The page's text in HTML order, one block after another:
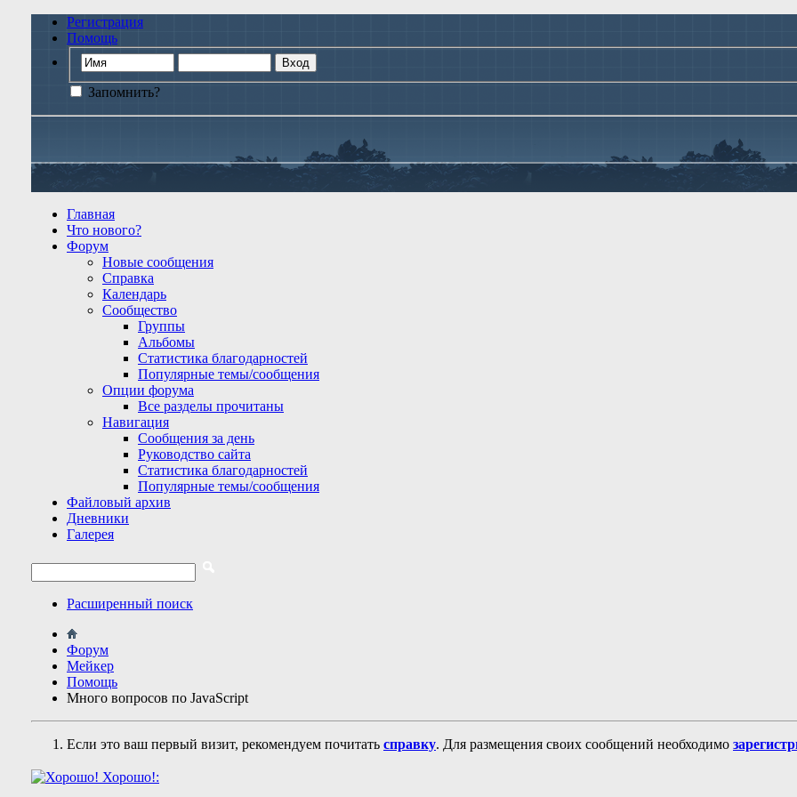
Регистрация
Помощь
Запомнить?
Главная
Что нового?
Форум
Новые сообщения
Справка
Календарь
Сообщество
Группы
Альбомы
Статистика благодарностей
Популярные темы/сообщения
Опции форума
Все разделы прочитаны
Навигация
Сообщения за день
Руководство сайта
Статистика благодарностей
Популярные темы/сообщения
Файловый архив
Дневники
Галерея
Расширенный поиск
Форум
Мейкер
Помощь
Много вопросов по JavaScript
Если это ваш первый визит, рекомендуем почитать справку. Для размещения своих сообщений необходимо
Хорошо!: